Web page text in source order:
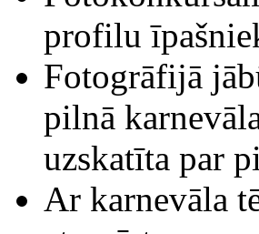
profilu
Fotogrāfijā
pilnā
uzskatīta par
Ar karnevāla